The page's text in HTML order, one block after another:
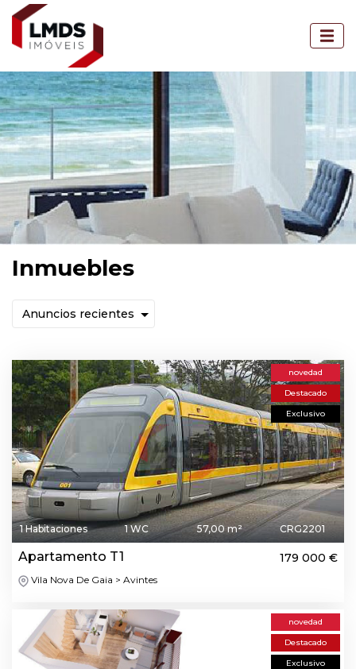
Inmuebles
novedad
Destacado
Exclusivo
1 Habitaciones 1 WC 57,00 m² CRG2201
Apartamento T1 179 000 €
Vila Nova De Gaia > Avintes
novedad
Destacado
Exclusivo